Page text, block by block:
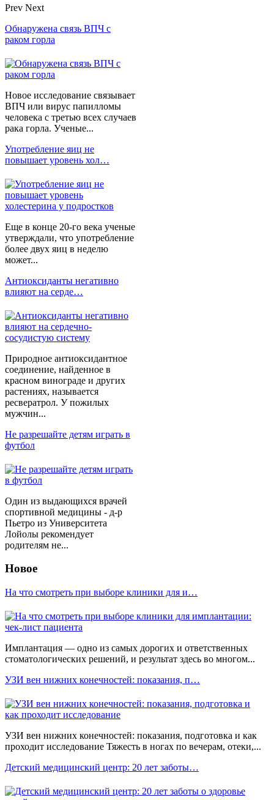
Prev Next
Обнаружена связь ВПЧ с
раком горла
Новое исследование связывает
ВПЧ или вирус папилломы
человека с третью всех случаев
рака горла. Ученые...
Употребление яиц не
повышает уровень хол…
Еще в конце 20-го века ученые
утверждали, что употребление
более двух яиц в неделю
может...
Антиоксиданты негативно
влияют на серде…
Природное антиоксидантное
соединение, найденное в
красном винограде и других
растениях, называется
ресвератрол. У пожилых
мужчин...
Не разрешайте детям играть в
футбол
Один из выдающихся врачей
спортивной медицины - д-р
Пьетро из Университета
Лойолы рекомендует
родителям не...
Новое
На что смотреть при выборе клиники для и…
Имплантация — одно из самых дорогих и ответственных
стоматологических решений, и результат здесь во многом...
УЗИ вен нижних конечностей: показания, п…
УЗИ вен нижних конечностей: показания, подготовка и как
проходит исследование Тяжесть в ногах по вечерам, отеки,...
Детский медицинский центр: 20 лет заботы…